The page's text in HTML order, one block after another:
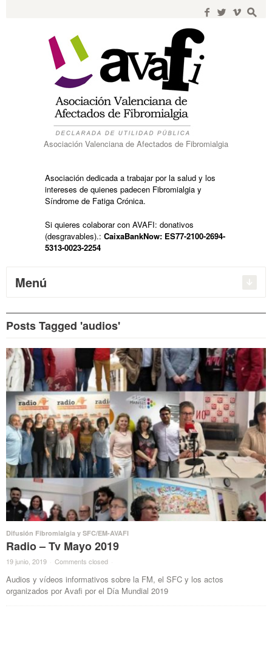
f w i s
Asociación Valenciana de Afectados de Fibromialgia
Asociación dedicada a trabajar por la salud y los
intereses de quienes padecen Fibromialgia y
Síndrome de Fatiga Crónica.
Si quieres colaborar con AVAFI: donativos
(desgravables).:CaixaBankNow: ES77-2100-2694-
5313-0023-2254
Menú
Posts Tagged 'audios'
Difusión Fibromialgia y SFC/EM-AVAFI
Radio – Tv Mayo 2019
19 junio, 2019 · Comments closed ·
Audios y vídeos informativos sobre la FM, el SFC y los actos
organizados por Avafi por el Día Mundial 2019